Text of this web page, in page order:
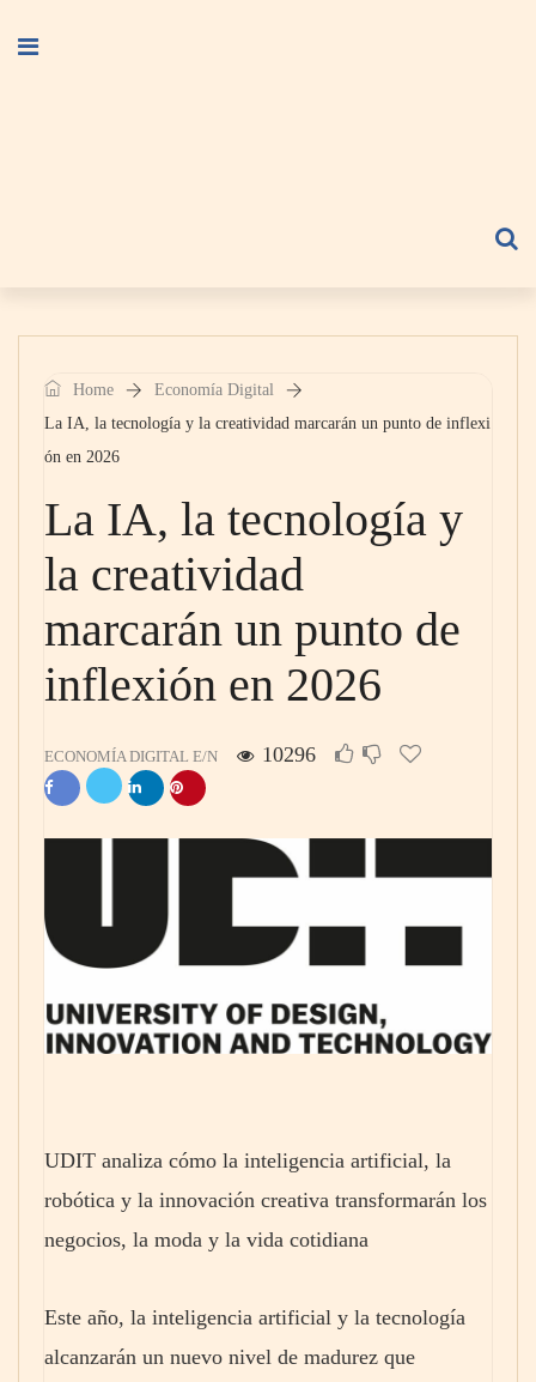
Home
Economía Digital
La IA, la tecnología y la creatividad marcarán un punto de inflexi
ón en 2026
La IA, la tecnología y
la creatividad
marcarán un punto de
inflexión en 2026
ECONOMÍA DIGITAL E/N 10296
UDIT analiza cómo la inteligencia artificial, la
robótica y la innovación creativa transformarán los
negocios, la moda y la vida cotidiana
Este año, la inteligencia artificial y la tecnología
alcanzarán un nuevo nivel de madurez que